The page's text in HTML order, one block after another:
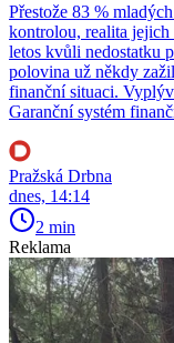
Přestože 83 %
kontrolou, realita
letos kvůli nedostatku
polovina už někdy
finanční situaci.
Garanční systém
Pražská Drbna
dnes, 14:14
2 min
Reklama